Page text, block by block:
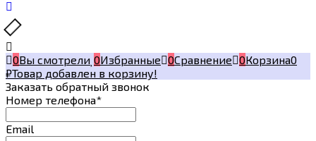
0Вы смотрели 0Избранные 0Сравнение 0Корзина0
₽Товар добавлен в корзину!
Заказать обратный звонок
Номер телефона*
Email